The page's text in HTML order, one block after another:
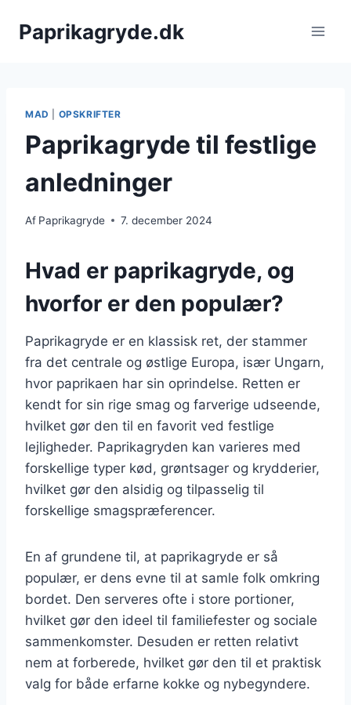
Paprikagryde.dk
MAD OPSKRIFTER
Paprikagryde til festlige
anledninger
Af Paprikagryde 7. december 2024
Hvad er paprikagryde, og
hvorfor er den populær?
Paprikagryde er en klassisk ret, der stammer
fra det centrale og østlige Europa, især Ungarn,
hvor paprikaen har sin oprindelse. Retten er
kendt for sin rige smag og farverige udseende,
hvilket gør den til en favorit ved festlige
lejligheder. Paprikagryden kan varieres med
forskellige typer kød, grøntsager og krydderier,
hvilket gør den alsidig og tilpasselig til
forskellige smagspræferencer.
En af grundene til, at paprikagryde er så
populær, er dens evne til at samle folk omkring
bordet. Den serveres ofte i store portioner,
hvilket gør den ideel til familiefester og sociale
sammenkomster. Desuden er retten relativt
nem at forberede, hvilket gør den til et praktisk
valg for både erfarne kokke og nybegyndere.